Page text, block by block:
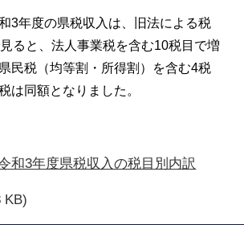
3年度の県税収入は、旧法による税
ると、法人事業税を含む10税目で増
民税（均等割・所得割）を含む4税
は同額となりました。
和3年度県税収入の税目別内訳
KB)